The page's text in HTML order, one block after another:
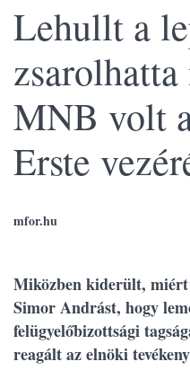
Lehullt a
zsarolhatta
MNB volt
Erste
mfor.hu
Miközben kiderült,
Simor Andrást, hogy
felügyelőbizottsági
reagált az elnöki